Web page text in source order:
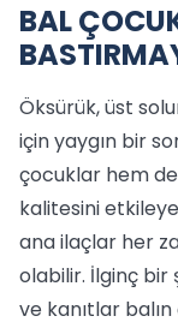
BAL
Öksürük, üst
için yaygın bir
çocuklar hem
kalitesini
ana ilaçlar her
olabilir. İlginç bir
ve kanıtlar